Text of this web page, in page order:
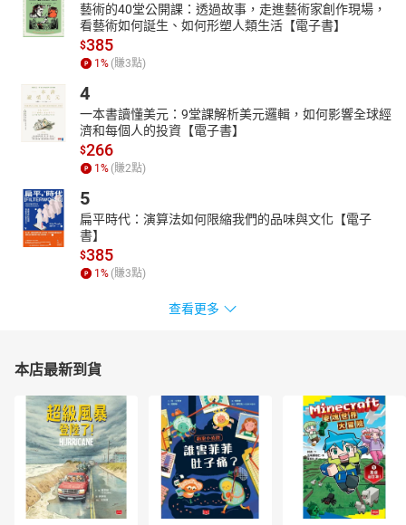
藝術的40堂公開課：透過故事，走進藝術家創作現場，
看藝術如何誕生、如何形塑人類生活【電子書】
$385
1% (賺3點)
4
一本書讀懂美元：9堂課解析美元邏輯，如何影響全球經
濟和每個人的投資【電子書】
$266
1% (賺2點)
5
扁平時代：演算法如何限縮我們的品味與文化【電子
書】
$385
1% (賺3點)
查看更多
本店最新到貨